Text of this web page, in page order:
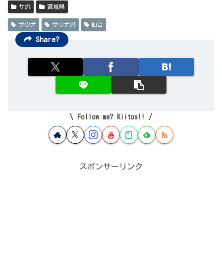
サ旅 宮城県
サウナ サウナ旅 仙台
Share?
Follow me? Kiitos!!
スポンサーリンク